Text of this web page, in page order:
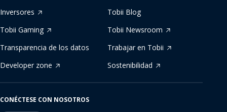
Inversores
Tobii Blog
Tobii Gaming
Tobii Newsroom
Transparencia de los datos
Trabajar en Tobii
Developer zone
Sostenibilidad
CONÉCTESE CON NOSOTROS